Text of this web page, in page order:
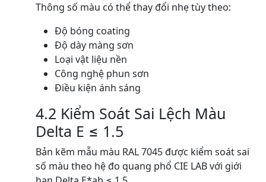
Thông số màu có thể thay đổi nhẹ tùy theo:
Độ bóng coating
Độ dày màng sơn
Loại vật liệu nền
Công nghệ phun sơn
Điều kiện ánh sáng
4.2 Kiểm Soát Sai Lệch Màu
Delta E ≤ 1.5
Bản kẽm mẫu màu RAL 7045 được kiểm soát sai
số màu theo hệ đo quang phổ CIE LAB với giới